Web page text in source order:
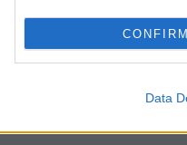
CONFIRM
Data